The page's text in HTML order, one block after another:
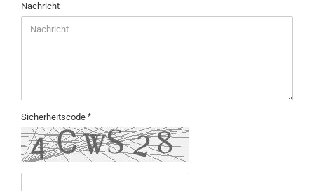
Nachricht
Sicherheitscode